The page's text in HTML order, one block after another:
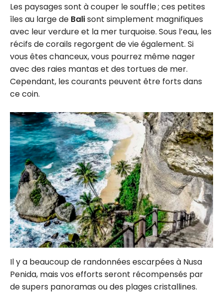
Les paysages sont à couper le souffle ; ces petites
îles au large de Balisont simplement magnifiques
avec leur verdure et la mer turquoise. Sous l’eau, les
récifs de corails regorgent de vie également. Si
vous êtes chanceux, vous pourrez même nager
avec des raies mantas et des tortues de mer.
Cependant, les courants peuvent être forts dans
ce coin.
Il y a beaucoup de randonnées escarpées à Nusa
Penida, mais vos efforts seront récompensés par
de supers panoramas ou des plages cristallines.